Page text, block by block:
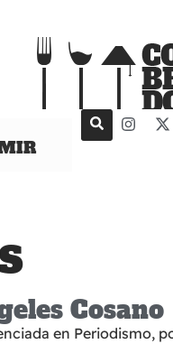
Cosano
en Periodismo,